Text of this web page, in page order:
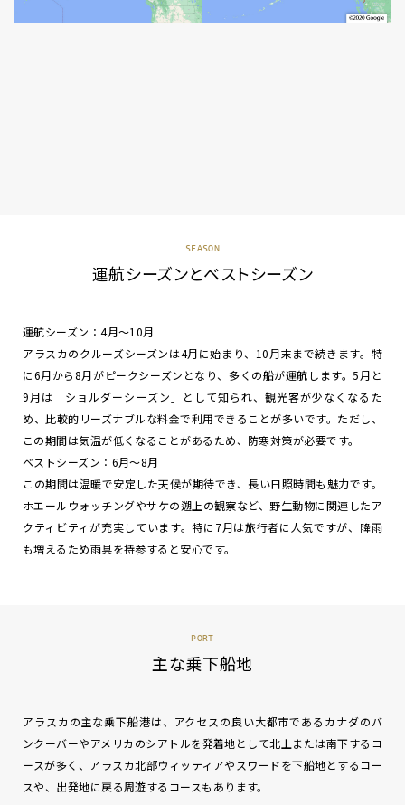
SEASON
運航シーズンとベストシーズン
運航シーズン：4月～10月
アラスカのクルーズシーズンは4月に始まり、10月末まで続きます。特
に6月から8月がピークシーズンとなり、多くの船が運航します。5月と
9月は「ショルダーシーズン」として知られ、観光客が少なくなるた
め、比較的リーズナブルな料金で利用できることが多いです。ただし、
この期間は気温が低くなることがあるため、防寒対策が必要です。
ベストシーズン：6月～8月
この期間は温暖で安定した天候が期待でき、長い日照時間も魅力です。
ホエールウォッチングやサケの遡上の観察など、野生動物に関連したア
クティビティが充実しています。特に7月は旅行者に人気ですが、降雨
も増えるため雨具を持参すると安心です。
PORT
主な乗下船地
アラスカの主な乗下船港は、アクセスの良い大都市であるカナダのバ
ンクーバーやアメリカのシアトルを発着地として北上または南下するコ
ースが多く、アラスカ北部ウィッティアやスワードを下船地とするコー
スや、出発地に戻る周遊するコースもあります。